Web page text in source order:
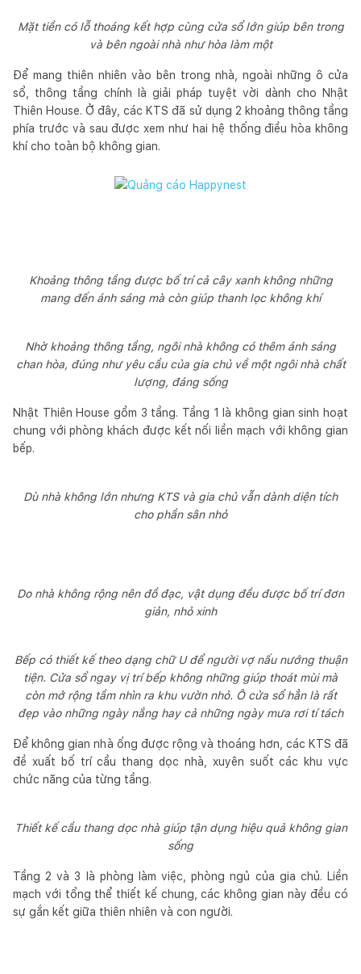
Mặt tiền có lỗ thoáng kết hợp cùng cửa sổ lớn giúp bên trong
và bên ngoài nhà như hòa làm một
Để mang thiên nhiên vào bên trong nhà, ngoài những ô cửa
sổ, thông tầng chính là giải pháp tuyệt vời dành cho Nhật
Thiên House. Ở đây, các KTS đã sử dụng 2 khoảng thông tầng
phía trước và sau được xem như hai hệ thống điều hòa không
khí cho toàn bộ không gian.
Khoảng thông tầng được bố trí cả cây xanh không những
mang đến ánh sáng mà còn giúp thanh lọc không khí
Nhờ khoảng thông tầng, ngôi nhà không có thêm ánh sáng
chan hòa, đúng như yêu cầu của gia chủ về một ngôi nhà chất
lượng, đáng sống
Nhật Thiên House gồm 3 tầng. Tầng 1 là không gian sinh hoạt
chung với phòng khách được kết nối liền mạch với không gian
bếp.
Dù nhà không lớn nhưng KTS và gia chủ vẫn dành diện tích
cho phần sân nhỏ
Do nhà không rộng nên đồ đạc, vật dụng đều được bố trí đơn
giản, nhỏ xinh
Bếp có thiết kế theo dạng chữ U để người vợ nấu nướng thuận
tiện. Cửa sổ ngay vị trí bếp không những giúp thoát mùi mà
còn mở rộng tầm nhìn ra khu vườn nhỏ. Ô cửa sổ hẳn là rất
đẹp vào những ngày nắng hay cả những ngày mưa rơi tí tách
Để không gian nhà ống được rộng và thoáng hơn, các KTS đã
đề xuất bố trí cầu thang dọc nhà, xuyên suốt các khu vực
chức năng của từng tầng.
Thiết kế cầu thang dọc nhà giúp tận dụng hiệu quả không gian
sống
Tầng 2 và 3 là phòng làm việc, phòng ngủ của gia chủ. Liền
mạch với tổng thể thiết kế chung, các không gian này đều có
sự gắn kết giữa thiên nhiên và con người.